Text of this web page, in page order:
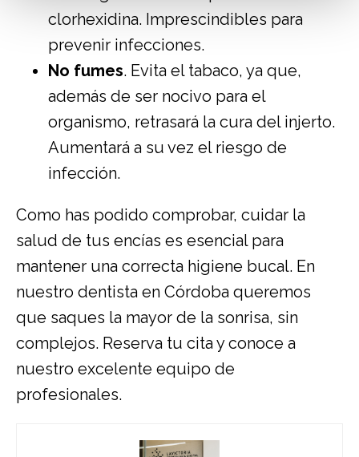
clorhexidina. Imprescindibles para
prevenir infecciones.
No fumes. Evita el tabaco, ya que,
además de ser nocivo para el
organismo, retrasará la cura del injerto.
Aumentará a su vez el riesgo de
infección.
Como has podido comprobar, cuidar la
salud de tus encías es esencial para
mantener una correcta higiene bucal. En
nuestro dentista en Córdoba queremos
que saques la mayor de la sonrisa, sin
complejos. Reserva tu citay conoce a
nuestro excelente equipo de
profesionales.